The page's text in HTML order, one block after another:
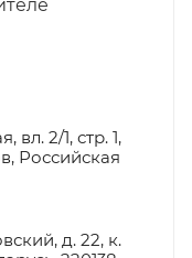
2/1, стр. 1,
Российская
д. 22, к.